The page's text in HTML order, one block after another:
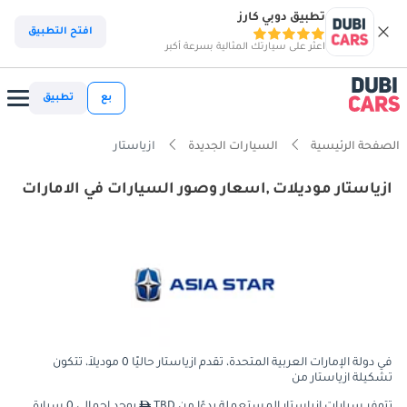
تطبيق دوبي كارز
اعثر على سيارتك المثالية بسرعة أكبر
افتح التطبيق
بع تطبيق
الصفحة الرئيسية السيارات الجديدة ازياستار
ازياستار موديلات ,اسعار وصور السيارات في الامارات
في دولة الإمارات العربية المتحدة، تقدم ازياستار حاليًا 0 موديلاً، تتكون
تشكيلة ازياستار من